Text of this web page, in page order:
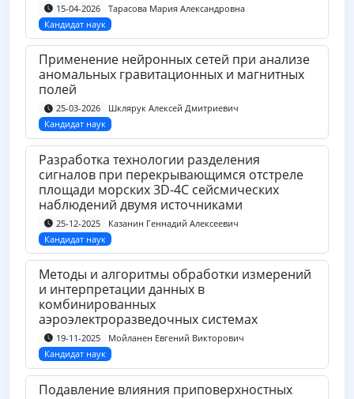
15-04-2026
Тарасова Мария Александровна
Кандидат наук
Применение нейронных сетей при анализе
аномальных гравитационных и магнитных
полей
25-03-2026
Шклярук Алексей Дмитриевич
Кандидат наук
Разработка технологии разделения
сигналов при перекрывающимся отстреле
площади морских 3D-4C сейсмических
наблюдений двумя источниками
25-12-2025
Казанин Геннадий Алексеевич
Кандидат наук
Методы и алгоритмы обработки измерений
и интерпретации данных в
комбинированных
аэроэлектроразведочных системах
19-11-2025
Мойланен Евгений Викторович
Кандидат наук
Подавление влияния приповерхностных